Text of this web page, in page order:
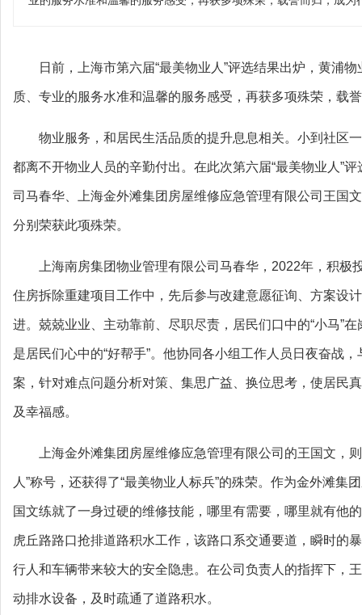
日前，上海市第六届“最美物业人”评选结果出炉，黄浦
质、专业的服务水准和温馨的服务感受，再获多项殊荣，载
物业服务，和居民生活品质的提升息息相关。小到社区
都离不开物业人员的辛勤付出。在此次第六届“最美物业人”
司马春华、上海金外滩集团房屋维修应急管理有限公司王国
分别荣获此项殊荣。
上海南房集团物业管理有限公司马春华，2022年，积
住房拆除重建项目工作中，先后参与改建意愿征询、方案设
进。兢兢业业、主动靠前、尽职尽责，居民们口中的“小马”
是居民们心中的“好帮手”。他协同各小组工作人员日夜奋战
案，针对难点问题分析对策、集思广益、换位思考，使居民
及幸福感。
上海金外滩集团房屋维修应急管理有限公司的王国文，
人”称号，还获得了“最美物业人标兵”的殊荣。作为金外滩集
国文练就了一身过硬的维修技能，哪里有需要，哪里就有他
虎丘路路口抢排道路积水工作，该路口系交通要道，瞬时的
行人和车辆带来较大的安全隐患。在公司负责人的指挥下，
动排水设备，及时疏通了道路积水。